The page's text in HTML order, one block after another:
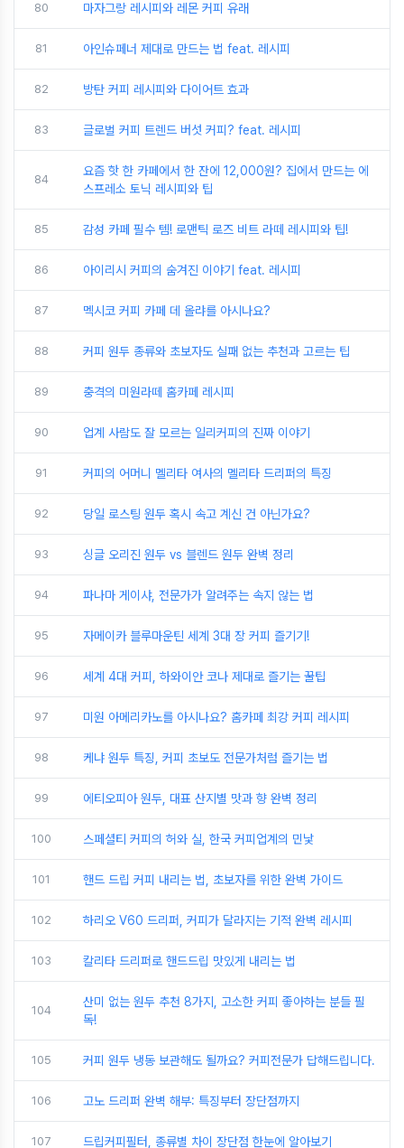
80 마자그랑 레시피와 레몬 커피 유래
81 아인슈페너 제대로 만드는 법 feat. 레시피
82 방탄 커피 레시피와 다이어트 효과
83 글로벌 커피 트렌드 버섯 커피? feat. 레시피
84
요즘 핫 한 카페에서 한 잔에 12,000원? 집에서 만드는 에
스프레소 토닉 레시피와 팁
85 감성 카페 필수 템! 로맨틱 로즈 비트 라떼 레시피와 팁!
86 아이리시 커피의 숨겨진 이야기 feat. 레시피
87 멕시코 커피 카페 데 올랴를 아시나요?
88 커피 원두 종류와 초보자도 실패 없는 추천과 고르는 팁
89 충격의 미원라떼 홈카페 레시피
90 업계 사람도 잘 모르는 일리커피의 진짜 이야기
91 커피의 어머니 멜리타 여사의 멜리타 드리퍼의 특징
92 당일 로스팅 원두 혹시 속고 계신 건 아닌가요?
93 싱글 오리진 원두 vs 블렌드 원두 완벽 정리
94 파나마 게이샤, 전문가가 알려주는 속지 않는 법
95 자메이카 블루마운틴 세계 3대 장 커피 즐기기!
96 세계 4대 커피, 하와이안 코나 제대로 즐기는 꿀팁
97 미원 아메리카노를 아시나요? 홈카페 최강 커피 레시피
98 케냐 원두 특징, 커피 초보도 전문가처럼 즐기는 법
99 에티오피아 원두, 대표 산지별 맛과 향 완벽 정리
100 스페셜티 커피의 허와 실, 한국 커피업계의 민낯
101 핸드 드립 커피 내리는 법, 초보자를 위한 완벽 가이드
102 하리오 V60 드리퍼, 커피가 달라지는 기적 완벽 레시피
103 칼리타 드리퍼로 핸드드립 맛있게 내리는 법
104
산미 없는 원두 추천 8가지, 고소한 커피 좋아하는 분들 필
독!
105 커피 원두 냉동 보관해도 될까요? 커피전문가 답해드립니다.
106 고노 드리퍼 완벽 해부: 특징부터 장단점까지
107 드립커피필터, 종류별 차이 장단점 한눈에 알아보기